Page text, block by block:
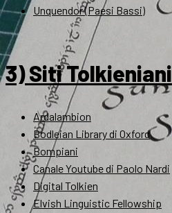
Unquendor (Paesi Bassi)
3) Siti Tolkieniani
Ardalambion
Bodleian Library di Oxford
Bompiani
Canale Youtube di Paolo Nardi
Digital Tolkien
Elvish Linguistic Fellowship